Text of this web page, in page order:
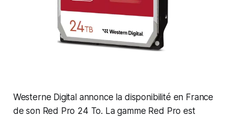
Westerne Digital annonce la disponibilité en France
de son Red Pro 24 To. La gamme Red Pro est